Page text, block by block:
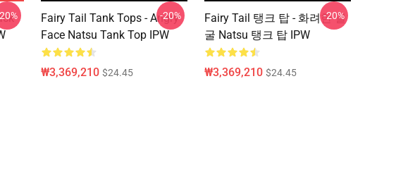
Fairy Tail Tank Tops - Angry
Face Natsu Tank Top IPW
₩3,369,210 $24.45
-20%
Fairy Tail 탱크 탑 - 화려한 얼
굴 Natsu 탱크 탑 IPW
₩3,369,210 $24.45
-20%